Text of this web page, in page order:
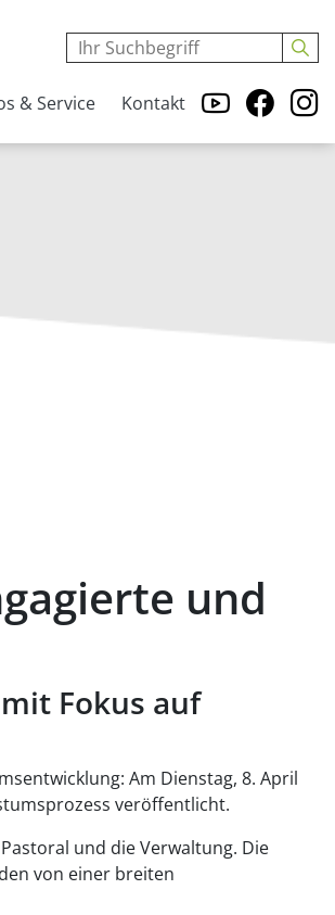
& Service Kontakt
und
Fokus auf
Am Dienstag, 8. April
veröffentlicht.
und die Verwaltung. Die
von einer breiten